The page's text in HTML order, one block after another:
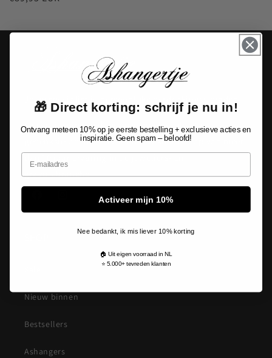
Jouw specialist in persoonlijke herdenkingssieraden.
Laat je inspireren door onze unieke collectie
gedenksieraden en ervaar het vakmanschap van meer
gravurebranche.
Nieuw binnen
Bestsellers
Ashangers
🎁 Direct korting: schrijf je nu in!
Ontvang meteen 10% op je eerste bestelling + exclusieve acties en
inspiratie. Geen spam – beloofd!
Email
Activeer mijn 10%
Nee bedankt, ik mis liever 10% korting
🏠 Uit eigen voorraad in NL
⭐ 5.000+ tevreden klanten